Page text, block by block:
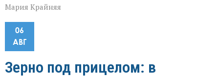
Мария Крайняя
06
АВГ
Зерно под прицелом: в